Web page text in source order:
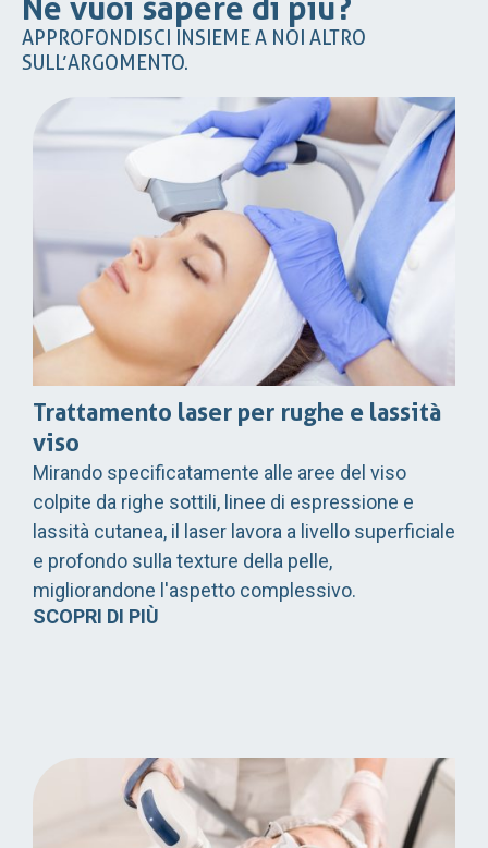
Ne vuoi sapere di più?
APPROFONDISCI INSIEME A NOI ALTRO
SULL’ARGOMENTO.
Trattamento laser per rughe e lassità
viso
Mirando specificatamente alle aree del viso
colpite da righe sottili, linee di espressione e
lassità cutanea, il laser lavora a livello superficiale
e profondo sulla texture della pelle,
migliorandone l'aspetto complessivo.
SCOPRI DI PIÙ